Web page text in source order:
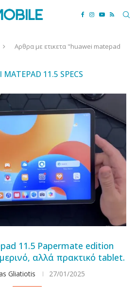
Αρθρα με ετικετα "huawei matepad
MATEPAD 11.5 SPECS
11.5 Papermate edition
αλλά πρακτικό tablet.
Gliatiotis 27/01/2025